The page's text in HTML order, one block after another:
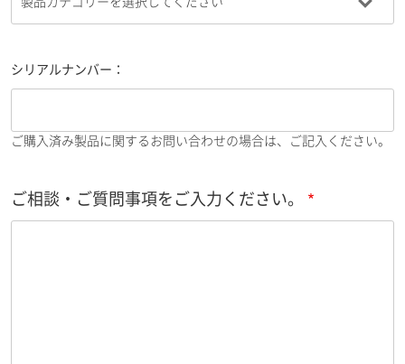
シリアルナンバー：
ご購入済み製品に関するお問い合わせの場合は、ご記入ください。
ご相談・ご質問事項をご入力ください。